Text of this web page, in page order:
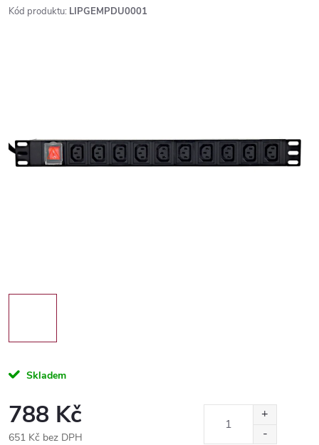
Kód produktu: LIPGEMPDU0001
Skladem
788 Kč
651 Kč bez DPH